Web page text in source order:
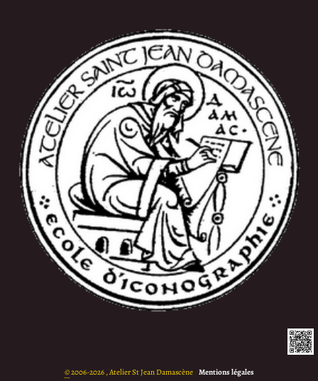
©2006-2026 , Atelier St Jean Damascène • Mentions légales